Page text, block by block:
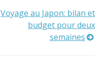
Voyage au Japon: bilan et
budget pour deux
semaines